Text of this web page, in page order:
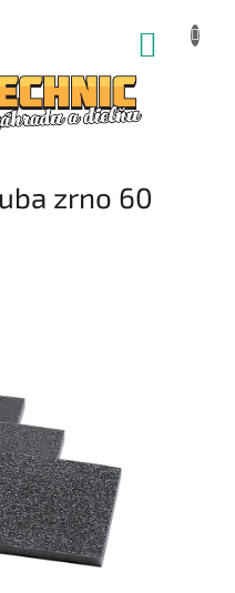
zrno 60